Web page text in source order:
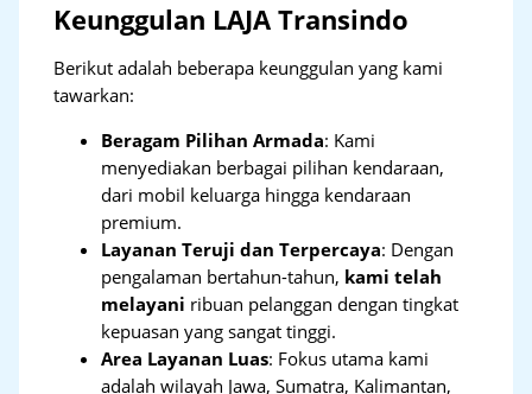
Keunggulan LAJA Transindo
Berikut adalah beberapa keunggulan yang kami
tawarkan:
Beragam Pilihan Armada: Kami
menyediakan berbagai pilihan kendaraan,
dari mobil keluarga hingga kendaraan
premium.
Layanan Teruji dan Terpercaya: Dengan
pengalaman bertahun-tahun, kami telah
melayani ribuan pelanggan dengan tingkat
kepuasan yang sangat tinggi.
Area Layanan Luas: Fokus utama kami
adalah wilayah Jawa, Sumatra, Kalimantan,